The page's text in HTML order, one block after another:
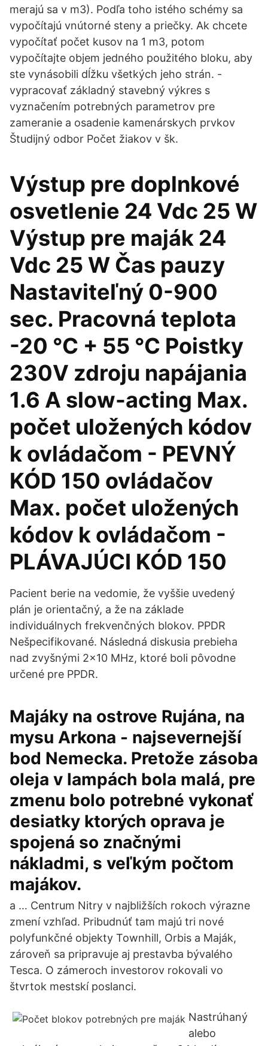
merajú sa v m3). Podľa toho istého schémy sa
vypočítajú vnútorné steny a priečky. Ak chcete
vypočítať počet kusov na 1 m3, potom
vypočítajte objem jedného použitého bloku, aby
ste vynásobili dĺžku všetkých jeho strán. -
vypracovať základný stavebný výkres s
vyznačením potrebných parametrov pre
zameranie a osadenie kamenárskych prvkov
Študijný odbor Počet žiakov v šk.
Výstup pre doplnkové
osvetlenie 24 Vdc 25 W
Výstup pre maják 24
Vdc 25 W Čas pauzy
Nastaviteľný 0-900
sec. Pracovná teplota
-20 °C + 55 °C Poistky
230V zdroju napájania
1.6 A slow-acting Max.
počet uložených kódov
k ovládačom - PEVNÝ
KÓD 150 ovládačov
Max. počet uložených
kódov k ovládačom -
PLÁVAJÚCI KÓD 150
Pacient berie na vedomie, že vyššie uvedený
plán je orientačný, a že na základe
individuálnych frekvenčných blokov. PPDR
Nešpecifikované. Následná diskusia prebieha
nad zvyšnými 2x10 MHz, ktoré boli pôvodne
určené pre PPDR.
Majáky na ostrove Rujána, na
mysu Arkona - najsevernejší
bod Nemecka. Pretože zásoba
oleja v lampách bola malá, pre
zmenu bolo potrebné vykonať
desiatky ktorých oprava je
spojená so značnými
nákladmi, s veľkým počtom
majákov.
a … Centrum Nitry v najbližších rokoch výrazne
zmení vzhľad. Pribudnúť tam majú tri nové
polyfunkčné objekty Townhill, Orbis a Maják,
zároveň sa pripravuje aj prestavba bývalého
Tesca. O zámeroch investorov rokovali vo
štvrtok mestskí poslanci.
Nastrúhaný
alebo